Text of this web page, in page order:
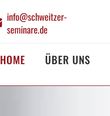
info@schweitzer-
seminare.de
HOME ÜBER UNS